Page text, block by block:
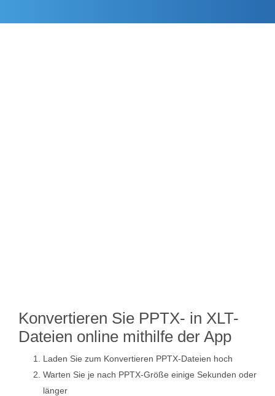
Konvertieren Sie PPTX- in XLT-
Dateien online mithilfe der App
Laden Sie zum Konvertieren PPTX-Dateien hoch
Warten Sie je nach PPTX-Größe einige Sekunden oder
länger